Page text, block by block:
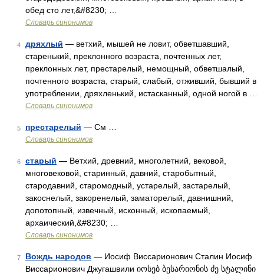
обед сто лет,&#8230; …
Словарь синонимов
4 дряхлый — ветхий, мышей не ловит, обветшавший,
старенький, преклонного возраста, почтенных лет,
преклонных лет, престарелый, немощный, обветшалый,
почтенного возраста, старый, слабый, отживший, бывший в
употреблении, дряхленький, истасканный, одной ногой в …
Словарь синонимов
5 престарелый — См …
Словарь синонимов
6 старый — Ветхий, древний, многолетний, вековой,
многовековой, старинный, давний, старобытный,
стародавний, старомодный, устарелый, застарелый,
закоснелый, закоренелый, заматорелый, давнишний,
допотопный, извечный, исконный, ископаемый,
архаический,&#8230; …
Словарь синонимов
7 Вождь народов — Иосиф Виссарионович Сталин Иосиф
Виссарионович Джугашвили იოსებ ბესარიონის ძე სტალინი